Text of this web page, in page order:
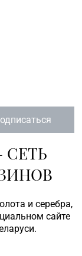
СЕТЬ
и серебра,
сайте